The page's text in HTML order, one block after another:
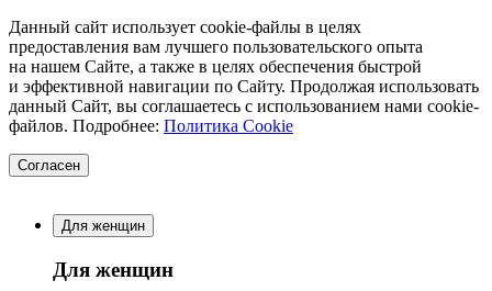
Данный сайт использует cookie-файлы в целях
предоставления вам лучшего пользовательского опыта
на нашем Сайте, а также в целях обеспечения быстрой
и эффективной навигации по Сайту. Продолжая использовать
данный Сайт, вы соглашаетесь с использованием нами cookie-
файлов. Подробнее: Политика Cookie
Согласен
Для женщин
Для женщин